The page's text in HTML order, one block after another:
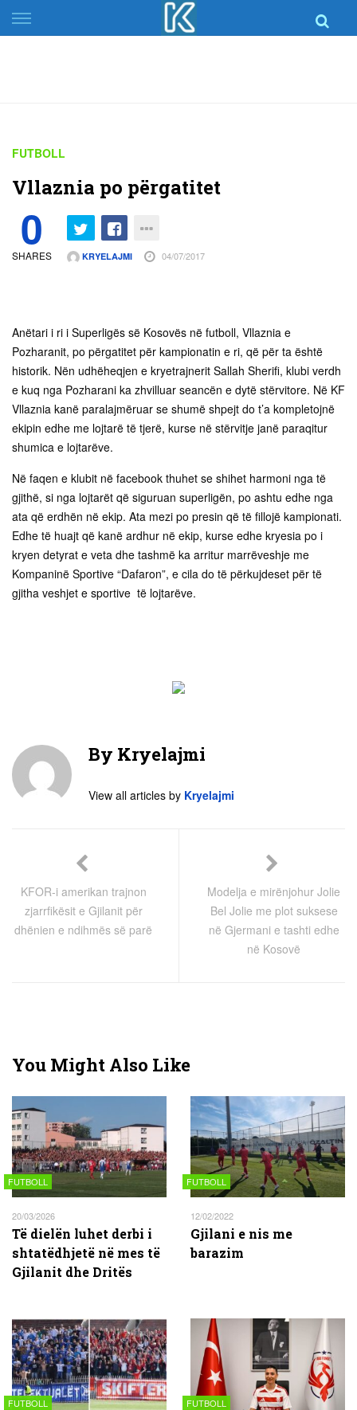
Skip
to
FUTBOLL
Vllaznia po përgatitet
0
SHARES KRYELAJMI 04/07/2017
Anëtari i ri i Superligës së Kosovës në futboll, Vllaznia e
Pozharanit, po përgatitet për kampionatin e ri, që për ta është
historik. Nën udhëheqjen e kryetrajnerit Sallah Sherifi, klubi verdh
e kuq nga Pozharani ka zhvilluar seancën e dytë stërvitore. Në KF
Vllaznia kanë paralajmëruar se shumë shpejt do t’a kompletojnë
ekipin edhe me lojtarë të tjerë, kurse në stërvitje janë paraqitur
shumica e lojtarëve.
Në faqen e klubit në facebook thuhet se shihet harmoni nga të
gjithë, si nga lojtarët që siguruan superligën, po ashtu edhe nga
ata që erdhën në ekip. Ata mezi po presin që të fillojë kampionati.
Edhe të huajt që kanë ardhur në ekip, kurse edhe kryesia po i
kryen detyrat e veta dhe tashmë ka arritur marrëveshje me
Kompaninë Sportive “Dafaron”, e cila do të përkujdeset për të
gjitha veshjet e sportive të lojtarëve.
By Kryelajmi
View all articles by Kryelajmi
KFOR-i amerikan trajnon
zjarrfikësit e Gjilanit për
dhënien e ndihmës së parë
Modelja e mirënjohur Jolie
Bel Jolie me plot suksese
në Gjermani e tashti edhe
në Kosovë
You Might Also Like
FUTBOLL
20/03/2026
Të dielën luhet derbi i
shtatëdhjetë në mes të
Gjilanit dhe Dritës
FUTBOLL
12/02/2022
Gjilani e nis me
barazim
FUTBOLL FUTBOLL